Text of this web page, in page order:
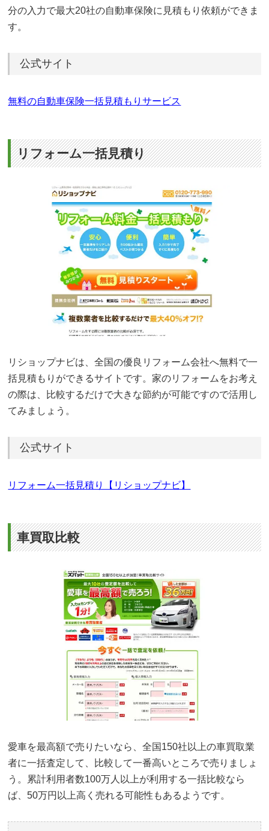
分の入力で最大20社の自動車保険に見積もり依頼ができま
す。
公式サイト
無料の自動車保険一括見積もりサービス
リフォーム一括見積り
リショップナビは、全国の優良リフォーム会社へ無料で一
括見積もりができるサイトです。家のリフォームをお考え
の際は、比較するだけで大きな節約が可能ですので活用し
てみましょう。
公式サイト
リフォーム一括見積り【リショップナビ】
車買取比較
愛車を最高額で売りたいなら、全国150社以上の車買取業
者に一括査定して、比較して一番高いところで売りましょ
う。累計利用者数100万人以上が利用する一括比較なら
ば、50万円以上高く売れる可能性もあるようです。